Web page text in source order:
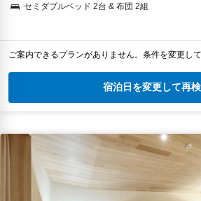
セミダブルベッド 2台 & 布団 2組
ご案内できるプランがありません。条件を変更し
宿泊日を変更して再